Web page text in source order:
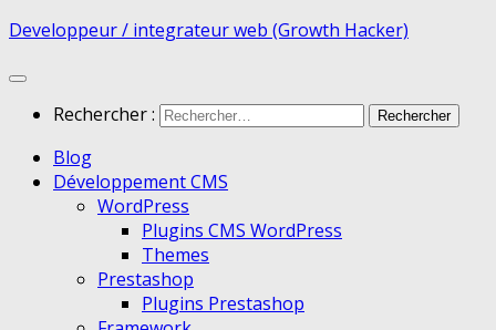
Developpeur / integrateur web (Growth Hacker)
Rechercher :
Blog
Développement CMS
WordPress
Plugins CMS WordPress
Themes
Prestashop
Plugins Prestashop